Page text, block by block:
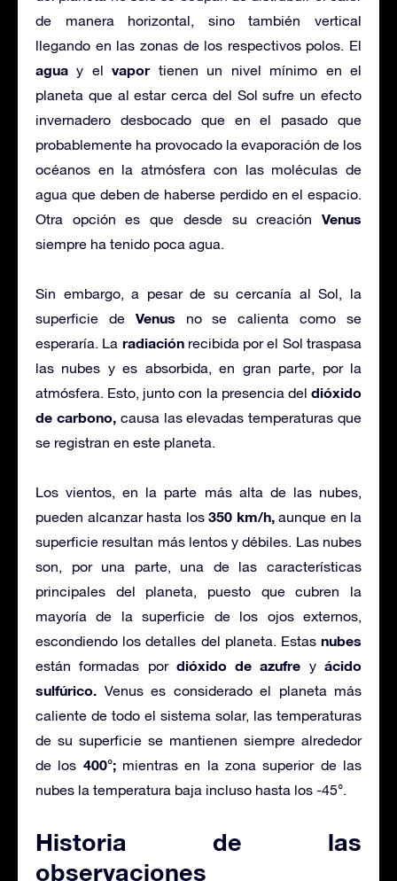
de manera horizontal, sino también vertical
llegando en las zonas de los respectivos polos. El
agua y elvaportienen un nivel mínimo en el
planeta que al estar cerca del Sol sufre un efecto
invernadero desbocado que en el pasado que
probablemente ha provocado la evaporación de los
océanos en la atmósfera con las moléculas de
agua que deben de haberse perdido en el espacio.
Otra opción es que desde su creación Venus
siempre ha tenido poca agua.
Sin embargo, a pesar de su cercanía al Sol, la
superficie de Venus no se calienta como se
esperaría. La radiaciónrecibida por el Sol traspasa
las nubes y es absorbida, en gran parte, por la
atmósfera. Esto, junto con la presencia del dióxido
de carbono,causa las elevadas temperaturas que
se registran en este planeta.
Los vientos, en la parte más alta de las nubes,
pueden alcanzar hasta los 350 km/h,aunque en la
superficie resultan más lentos y débiles. Las nubes
son, por una parte, una de las características
principales del planeta, puesto que cubren la
mayoría de la superficie de los ojos externos,
escondiendo los detalles del planeta. Estas nubes
están formadas por dióxido de azufre yácido
sulfúrico. Venus es considerado el planeta más
caliente de todo el sistema solar, las temperaturas
de su superficie se mantienen siempre alrededor
de los 400°;mientras en la zona superior de las
nubes la temperatura baja incluso hasta los -45°.
Historia de las
observaciones